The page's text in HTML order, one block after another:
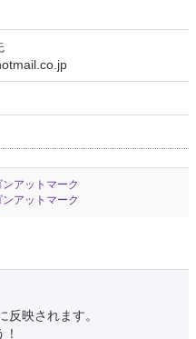
ンアットマーク
ンアットマーク
映されます。